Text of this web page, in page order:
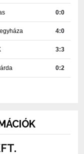
4:0
3:3
0:2